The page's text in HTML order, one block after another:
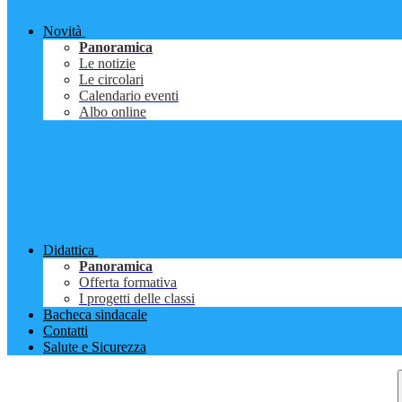
Novità
Panoramica
Le notizie
Le circolari
Calendario eventi
Albo online
Didattica
Panoramica
Offerta formativa
I progetti delle classi
Bacheca sindacale
Contatti
Salute e Sicurezza